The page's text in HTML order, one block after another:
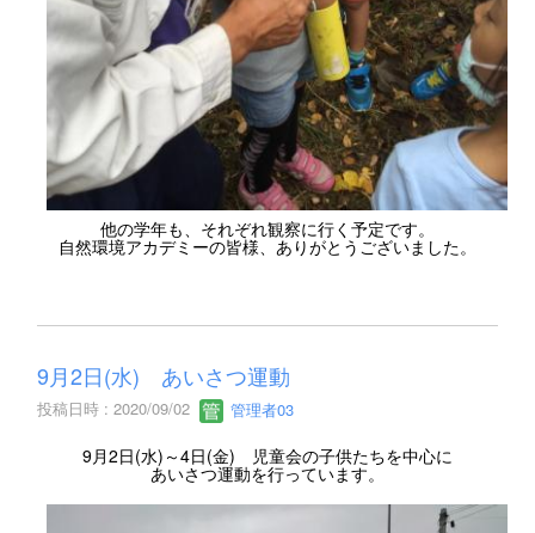
他の学年も、それぞれ観察に行く予定です。
自然環境アカデミーの皆様、ありがとうございました。
9月2日(水) あいさつ運動
投稿日時 : 2020/09/02 管理者03
9月2日(水)～4日(金) 児童会の子供たちを中心に
あいさつ運動を行っています。